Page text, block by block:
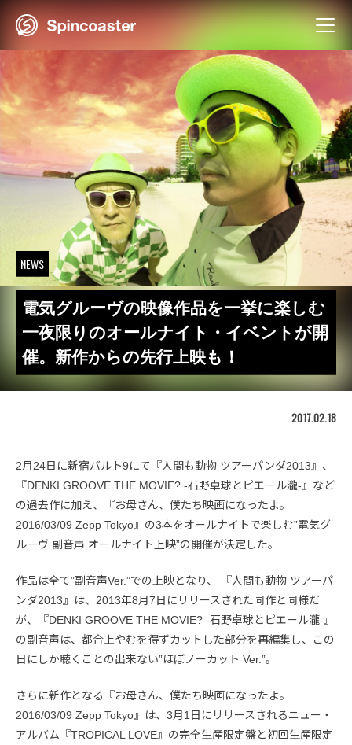
Skip
NEWS
電気グルーヴの映像作品を一挙に楽しむ
一夜限りのオールナイト・イベントが開
催。新作からの先行上映も！
2017.02.18
2月24日に新宿バルト9にて『人間も動物 ツアーパンダ2013』、
『DENKI GROOVE THE MOVIE? -石野卓球とピエール瀧-』など
の過去作に加え、『お母さん、僕たち映画になったよ。
2016/03/09 Zepp Tokyo』の3本をオールナイトで楽しむ”電気グ
ルーヴ 副音声 オールナイト上映”の開催が決定した。
作品は全て”副音声Ver.”での上映となり、 『人間も動物 ツアーパ
ンダ2013』は、2013年8月7日にリリースされた同作と同様だ
が、『DENKI GROOVE THE MOVIE? -石野卓球とピエール瀧-』
の副音声は、都合上やむを得ずカットした部分を再編集し、この
日にしか聴くことの出来ない”ほぼノーカット Ver.”。
さらに新作となる『お母さん、僕たち映画になったよ。
2016/03/09 Zepp Tokyo』は、3月1日にリリースされるニュー・
アルバム『TROPICAL LOVE』の完全生産限定盤と初回生産限定